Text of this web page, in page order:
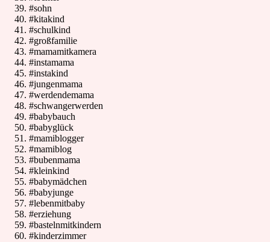
#sohn
#kitakind
#schulkind
#großfamilie
#mamamitkamera
#instamama
#instakind
#jungenmama
#werdendemama
#schwangerwerden
#babybauch
#babyglück
#mamiblogger
#mamiblog
#bubenmama
#kleinkind
#babymädchen
#babyjunge
#lebenmitbaby
#erziehung
#bastelnmitkindern
#kinderzimmer